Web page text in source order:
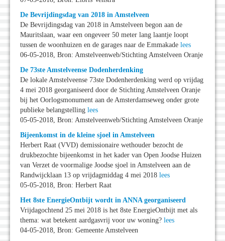
De Bevrijdingsdag van 2018 in Amstelveen
De Bevrijdingsdag van 2018 in Amstelveen begon aan de
Mauritslaan, waar een ongeveer 50 meter lang laantje loopt
tussen de woonhuizen en de garages naar de Emmakade lees
06-05-2018, Bron: Amstelveenweb/Stichting Amstelveen Oranje
De 73ste Amstelveense Dodenherdenking
De lokale Amstelveense 73ste Dodenherdenking werd op vrijdag
4 mei 2018 georganiseerd door de Stichting Amstelveen Oranje
bij het Oorlogsmonument aan de Amsterdamseweg onder grote
publieke belangstelling lees
05-05-2018, Bron: Amstelveenweb/Stichting Amstelveen Oranje
Bijeenkomst in de kleine sjoel in Amstelveen
Herbert Raat (VVD) demissionaire wethouder bezocht de
drukbezochte bijeenkomst in het kader van Open Joodse Huizen
van Verzet de voormalige Joodse sjoel in Amstelveen aan de
Randwijcklaan 13 op vrijdagmiddag 4 mei 2018 lees
05-05-2018, Bron: Herbert Raat
Het 8ste EnergieOntbijt wordt in ANNA georganiseerd
Vrijdagochtend 25 mei 2018 is het 8ste EnergieOntbijt met als
thema: wat betekent aardgasvrij voor uw woning? lees
04-05-2018, Bron: Gemeente Amstelveen